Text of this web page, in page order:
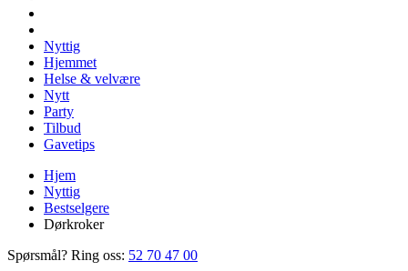
Nyttig
Hjemmet
Helse & velvære
Nytt
Party
Tilbud
Gavetips
Hjem
Nyttig
Bestselgere
Dørkroker
Spørsmål? Ring oss: 52 70 47 00